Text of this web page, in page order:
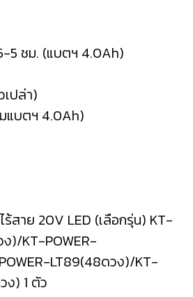
5 ชม. (แบตฯ 4.0Ah)
ปล่า)
แบตฯ 4.0Ah)
สาย 20V LED (เลือกรุ่น) KT-
ง)/KT-POWER-
LT89(48ดวง)/KT-
ง) 1 ตัว